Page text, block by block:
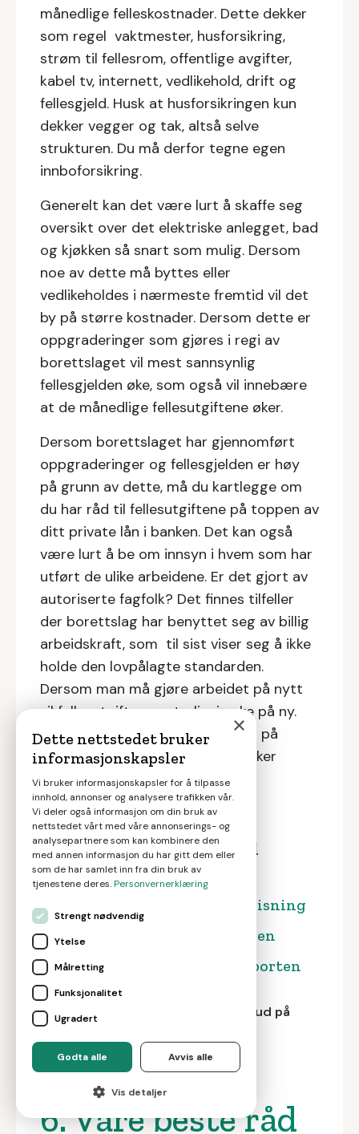
månedlige felleskostnader. Dette dekker
som regel vaktmester, husforsikring,
strøm til fellesrom, offentlige avgifter,
kabel tv, internett, vedlikehold, drift og
fellesgjeld. Husk at husforsikringen kun
dekker vegger og tak, altså selve
strukturen. Du må derfor tegne egen
innboforsikring.
Generelt kan det være lurt å skaffe seg
oversikt over det elektriske anlegget, bad
og kjøkken så snart som mulig. Dersom
noe av dette må byttes eller
vedlikeholdes i nærmeste fremtid vil det
by på større kostnader. Dersom dette er
oppgraderinger som gjøres i regi av
borettslaget vil mest sannsynlig
fellesgjelden øke, som også vil innebære
at de månedlige fellesutgiftene øker.
Dersom borettslaget har gjennomført
oppgraderinger og fellesgjelden er høy
på grunn av dette, må du kartlegge om
du har råd til fellesutgiftene på toppen av
ditt private lån i banken. Det kan også
være lurt å be om innsyn i hvem som har
utført de ulike arbeidene. Er det gjort av
autoriserte fagfolk? Det finnes tilfeller
der borettslag har benyttet seg av billig
arbeidskraft, som til sist viser seg å ikke
holde den lovpålagte standarden.
Dersom man må gjøre arbeidet på nytt
vil fellesutgiftene naturligvis øke på ny.
Husk imidlertid at høy fellesgjeld på
grunn av oppgraderinger også øker
standarden på eiendommen.
Mer om å kjøpe bolig med
fellesgjeld:
5.1. Alt du behøver å vite om visning
5.2. Våre beste råd til budrunden
5.3. Den viktige tilstandsrapporten
Ønsker du hjelp fra megler? Få tilbud på
jobben
6. Våre beste råd
×
Dette nettstedet bruker
informasjonskapsler
Vi bruker informasjonskapsler for å tilpasse
innhold, annonser og analysere trafikken vår.
Vi deler også informasjon om din bruk av
nettstedet vårt med våre annonserings- og
analysepartnere som kan kombinere den
med annen informasjon du har gitt dem eller
som de har samlet inn fra din bruk av
tjenestene deres.Personvernerklæring
Strengt nødvendig
Ytelse
Målretting
Funksjonalitet
Ugradert
Godta alle Avvis alle
Vis detaljer